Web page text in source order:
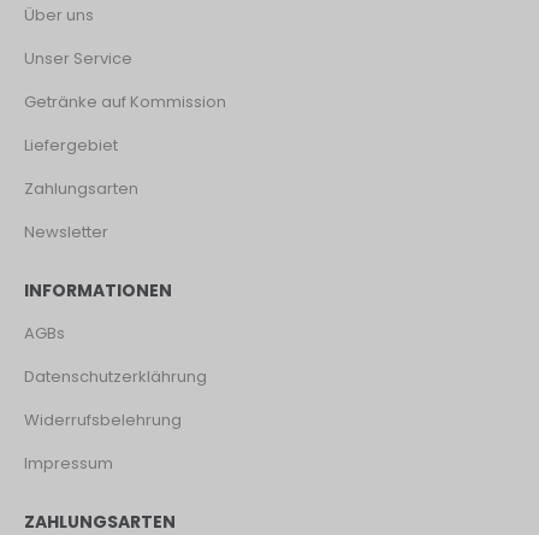
Über uns
Unser Service
Getränke auf Kommission
Liefergebiet
Zahlungsarten
Newsletter
INFORMATIONEN
AGBs
Datenschutzerklährung
Widerrufsbelehrung
Impressum
ZAHLUNGSARTEN